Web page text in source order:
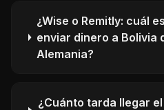
¿Wise o Remitly: cuál
enviar dinero a Bolivia
Alemania?
¿Cuánto tarda llegar